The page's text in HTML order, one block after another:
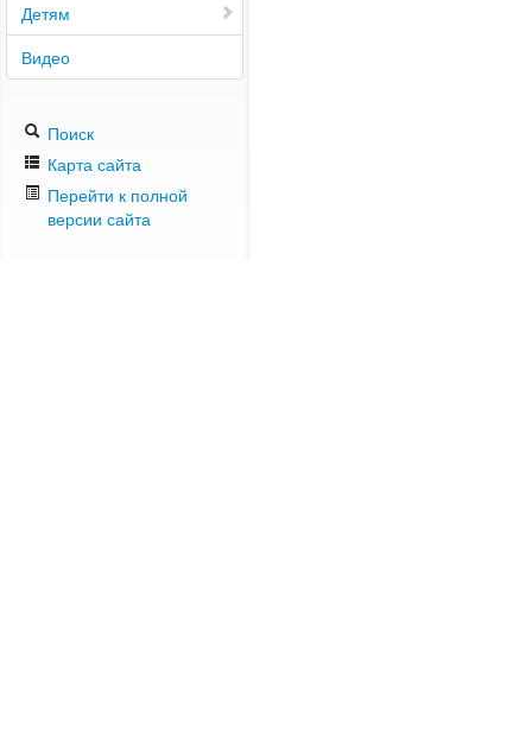
Детям
Видео
Поиск
Карта сайта
Перейти к полной
версии сайта